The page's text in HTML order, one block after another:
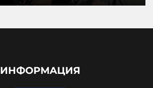
ИНФОРМАЦИЯ